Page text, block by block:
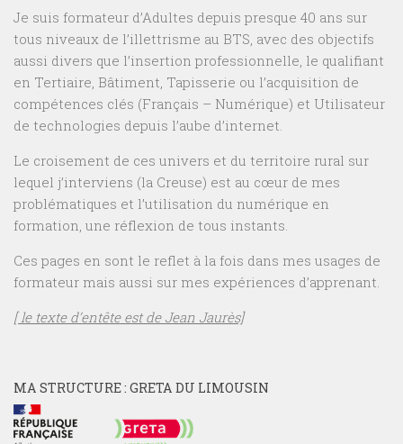
Je suis formateur d’Adultes depuis presque 40 ans sur
tous niveaux de l’illettrisme au BTS, avec des objectifs
aussi divers que l’insertion professionnelle, le qualifiant
en Tertiaire, Bâtiment, Tapisserie ou l’acquisition de
compétences clés (Français – Numérique) et Utilisateur
de technologies depuis l’aube d’internet.
Le croisement de ces univers et du territoire rural sur
lequel j’interviens (la Creuse) est au cœur de mes
problématiques et l’utilisation du numérique en
formation, une réflexion de tous instants.
Ces pages en sont le reflet à la fois dans mes usages de
formateur mais aussi sur mes expériences d’apprenant.
[ le texte d’entête est de Jean Jaurès]
MA STRUCTURE : GRETA DU LIMOUSIN